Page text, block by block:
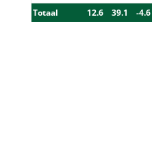
Totaal
12.6 39.1 -4.6